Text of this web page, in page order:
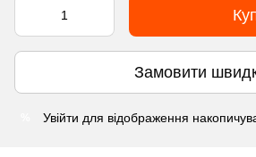
Замовити
Увійти для відображення